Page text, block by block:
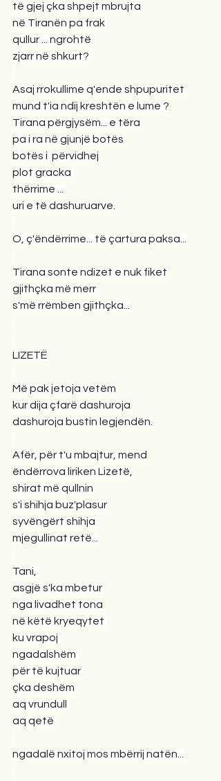
të gjej çka shpejt mbrujta
në Tiranën pa frak
qullur ... ngrohtë
zjarr në shkurt?
Asaj rrokullime q'ende shpupuritet
mund t'ia ndij kreshtën e lume ?
Tirana përgjysëm... e tëra
pa i ra në gjunjë botës
botës i  përvidhej
plot gracka
thërrime ...
uri e të dashuruarve.
O, ç'ëndërrime... të çartura paksa...
Tirana sonte ndizet e nuk fiket
gjithçka më merr
s'më rrëmben gjithçka...
LIZETË
Më pak jetoja vetëm
kur dija çfarë dashuroja
dashuroja bustin legjendën.
Afër, për t'u mbajtur, mend
ëndërrova liriken Lizetë,
shirat më qullnin
s'i shihja buz'plasur
syvëngërt shihja
mjegullinat retë...
Tani,
asgjë s'ka mbetur
nga livadhet tona
në këtë kryeqytet
ku vrapoj
ngadalshëm
për të kujtuar
çka deshëm
aq vrundull
aq qetë
ngadalë nxitoj mos mbërrij natën...